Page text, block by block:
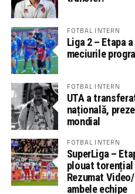
FOTBAL INTERN
Liga 2 – Etapa
meciurile
FOTBAL INTERN
UTA a
națională,
mondial
FOTBAL INTERN
SuperLiga –
plouat torențial
Rezumat
ambele echipe